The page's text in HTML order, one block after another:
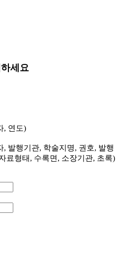
세요
, 연도)
, 발행기관, 학술지명, 권호, 발행
료형태, 수록면, 소장기관, 초록)